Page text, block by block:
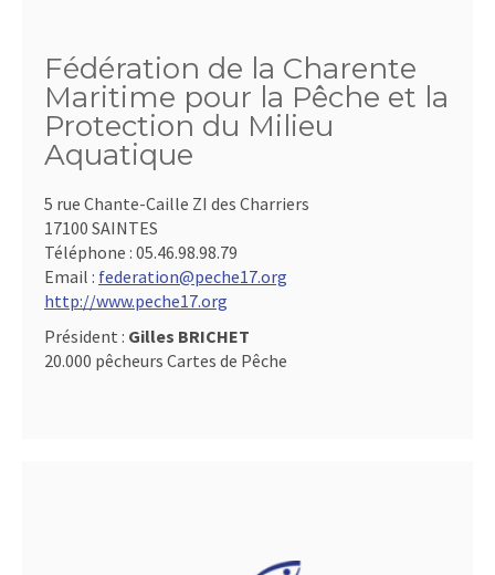
Fédération de la Charente
Maritime pour la Pêche et la
Protection du Milieu
Aquatique
5 rue Chante-Caille ZI des Charriers
17100 SAINTES
Téléphone : 05.46.98.98.79
Email : federation@peche17.org
http://www.peche17.org
Président : Gilles BRICHET
20.000 pêcheurs Cartes de Pêche